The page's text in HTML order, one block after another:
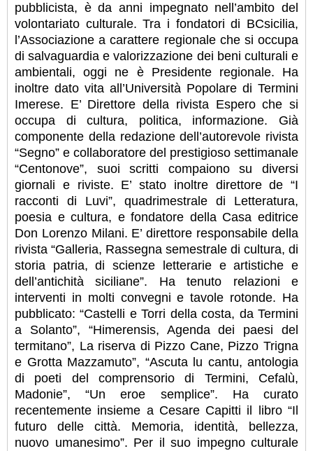
pubblicista, è da anni impegnato nell’ambito del
volontariato culturale. Tra i fondatori di BCsicilia,
l’Associazione a carattere regionale che si occupa
di salvaguardia e valorizzazione dei beni culturali e
ambientali, oggi ne è Presidente regionale. Ha
inoltre dato vita all’Università Popolare di Termini
Imerese. E’ Direttore della rivista Espero che si
occupa di cultura, politica, informazione. Già
componente della redazione dell’autorevole rivista
“Segno” e collaboratore del prestigioso settimanale
“Centonove”, suoi scritti compaiono su diversi
giornali e riviste. E’ stato inoltre direttore de “I
racconti di Luvi”, quadrimestrale di Letteratura,
poesia e cultura, e fondatore della Casa editrice
Don Lorenzo Milani. E’ direttore responsabile della
rivista “Galleria, Rassegna semestrale di cultura, di
storia patria, di scienze letterarie e artistiche e
dell’antichità siciliane”. Ha tenuto relazioni e
interventi in molti convegni e tavole rotonde. Ha
pubblicato: “Castelli e Torri della costa, da Termini
a Solanto”, “Himerensis, Agenda dei paesi del
termitano”, La riserva di Pizzo Cane, Pizzo Trigna
e Grotta Mazzamuto”, “Ascuta lu cantu, antologia
di poeti del comprensorio di Termini, Cefalù,
Madonie”, “Un eroe semplice”. Ha curato
recentemente insieme a Cesare Capitti il libro “Il
futuro delle città. Memoria, identità, bellezza,
nuovo umanesimo”. Per il suo impegno culturale